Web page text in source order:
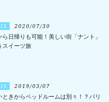
2020/07/30
ら日帰りも可能！美しい街「ナント」
スイーツ旅
2019/03/07
ときからベッドルームは別々！？パリ